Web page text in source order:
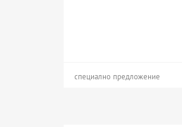
специално предложение